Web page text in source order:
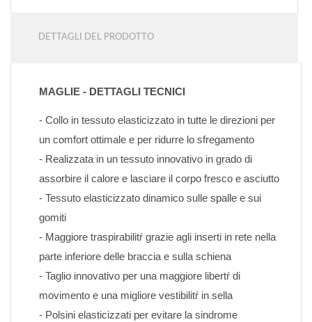
DETTAGLI DEL PRODOTTO
MAGLIE - DETTAGLI TECNICI
- Collo in tessuto elasticizzato in tutte le direzioni per
un comfort ottimale e per ridurre lo sfregamento
- Realizzata in un tessuto innovativo in grado di
assorbire il calore e lasciare il corpo fresco e asciutto
- Tessuto elasticizzato dinamico sulle spalle e sui
gomiti
- Maggiore traspirabilitŕ grazie agli inserti in rete nella
parte inferiore delle braccia e sulla schiena
- Taglio innovativo per una maggiore libertŕ di
movimento e una migliore vestibilitŕ in sella
- Polsini elasticizzati per evitare la sindrome